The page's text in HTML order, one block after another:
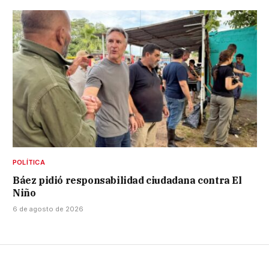
POLÍTICA
Báez pidió responsabilidad ciudadana contra El
Niño
6 de agosto de 2026